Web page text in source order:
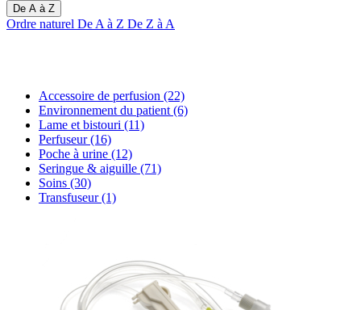
De A à Z
Ordre naturel De A à Z De Z à A
Accessoire de perfusion (22)
Environnement du patient (6)
Lame et bistouri (11)
Perfuseur(16)
Poche à urine (12)
Seringue & aiguille (71)
Soins (30)
Transfuseur(1)